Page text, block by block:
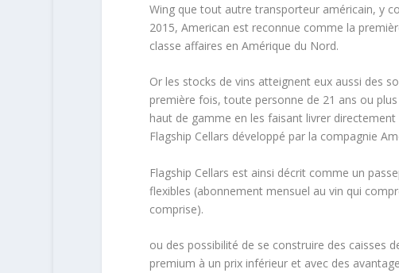
Wing que tout autre transporteur américain, y
2015, American est reconnue comme la
classe affaires en Amérique du Nord.
Or les stocks de vins atteignent eux aussi des
première fois, toute personne de 21 ans ou
haut de gamme en les faisant livrer
Flagship Cellars développé par la compagnie
Flagship Cellars est ainsi décrit comme un
flexibles (abonnement mensuel au vin qui
comprise).
ou des possibilité de se construire des caisses
premium à un prix inférieur et avec des